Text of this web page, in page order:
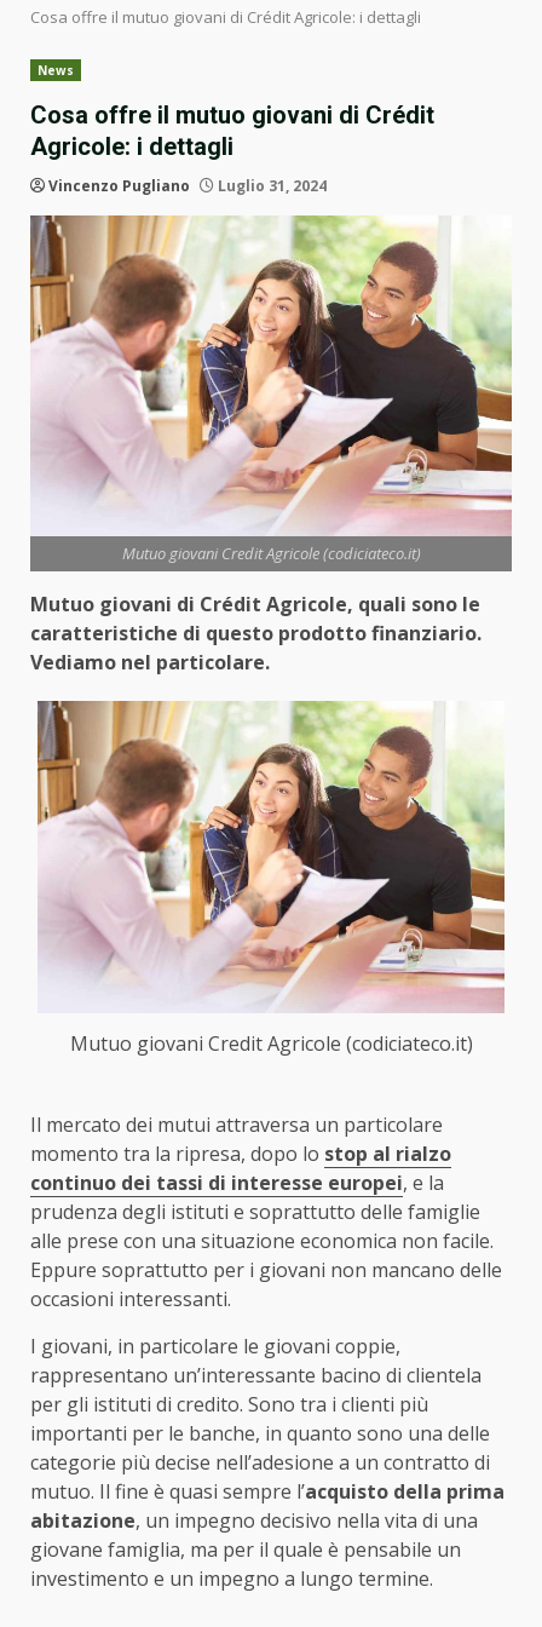
Cosa offre il mutuo giovani di Crédit Agricole: i dettagli
News
Cosa offre il mutuo giovani di Crédit
Agricole: i dettagli
Vincenzo Pugliano Luglio 31, 2024
Mutuo giovani Credit Agricole (codiciateco.it)
Mutuo giovani di Crédit Agricole, quali sono le
caratteristiche di questo prodotto finanziario.
Vediamo nel particolare.
Mutuo giovani Credit Agricole (codiciateco.it)
Il mercato dei mutui attraversa un particolare
momento tra la ripresa, dopo lo stop al rialzo
continuo dei tassi di interesse europei, e la
prudenza degli istituti e soprattutto delle famiglie
alle prese con una situazione economica non facile.
Eppure soprattutto per i giovani non mancano delle
occasioni interessanti.
I giovani, in particolare le giovani coppie,
rappresentano un’interessante bacino di clientela
per gli istituti di credito. Sono tra i clienti più
importanti per le banche, in quanto sono una delle
categorie più decise nell’adesione a un contratto di
mutuo. Il fine è quasi sempre l’acquisto della prima
abitazione, un impegno decisivo nella vita di una
giovane famiglia, ma per il quale è pensabile un
investimento e un impegno a lungo termine.